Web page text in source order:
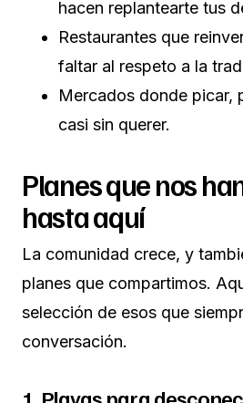
hacen replantearte tus
Restaurantes que
faltar al respeto a la
Mercados donde picar,
casi sin querer.
Planes que nos
hasta aquí
La comunidad crece, y
planes que compartimos.
selección de esos que
conversación.